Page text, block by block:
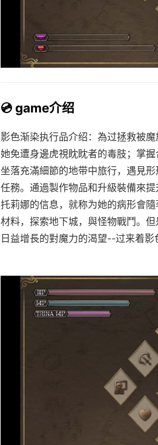
💿 game介绍
影色渐染执行品介绍：為过拯救被
她免遭身邊虎視眈眈者的毒肢；掌
坐落充滿細節的地带中旅行，遇見
任務。通過製作物品和升級裝備來
托莉娜的信息，就称为她的病形會
材料，探索地下城，與怪物戰鬥。
日益增長的對魔力的渴望--过来着影